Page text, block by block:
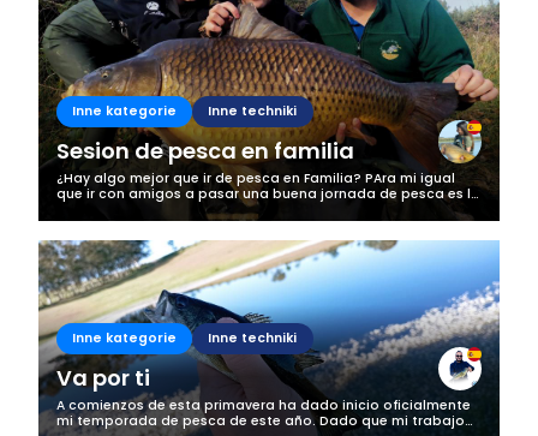
Inne kategorie Inne techniki
Sesion de pesca en familia
¿Hay algo mejor que ir de pesca en Familia? PAra mi igual
que ir con amigos a pasar una buena jornada de pesca es lo
mejor, esta vez fuimos a navarra llevando a mi tio a que
recordará la pescaa...
Inne kategorie Inne techniki
Va por ti
A comienzos de esta primavera ha dado inicio oficialmente
mi temporada de pesca de este año. Dado que mi trabajo